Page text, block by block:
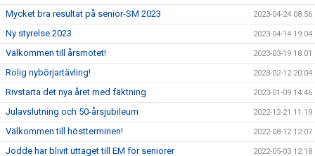
Mycket bra resultat på senior-SM 2023 2023-04-24 08:56
Ny styrelse 2023 2023-04-14 19:04
Välkommen till årsmötet! 2023-03-19 18:01
Rolig nybörjartävling! 2023-02-12 20:04
Rivstarta det nya året med fäktning 2023-01-09 14:46
Julavslutning och 50-årsjubileum 2022-12-21 11:19
Välkommen till höstterminen! 2022-08-12 12:07
Jodde har blivit uttaget till EM för seniorer 2022-05-03 12:18